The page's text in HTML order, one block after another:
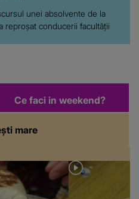
unei absolvente de la
reproșat conducerii facultății
mare
Ce faci in weekend?